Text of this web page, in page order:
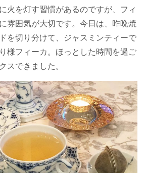
火を灯す習慣があるのですが、フィ
雰囲気が大切です。今日は、昨晩焼
を切り分けて、ジャスミンティーで
様フィーカ。ほっとした時間を過ご
スできました。